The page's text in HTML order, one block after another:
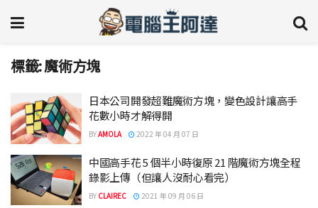
標籤:魔術方塊
日本公司開發超難魔術方塊，變色設計讓高手
花數小時才解得開
BYAMOLA 2022 年 04 月 07 日
中國高手花 5 個半小時復原 21 階魔術方塊全程
錄影上傳（但讓人沒耐心看完）
BY CLAIREC 2021 年 09 月 06 日